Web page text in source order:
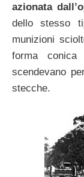
azionata
dello stesso
munizioni
forma conica
scendevano
stecche.